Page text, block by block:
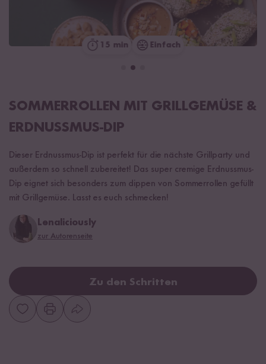
15 min Einfach
SOMMERROLLEN MIT GRILLGEMÜSE &
ERDNUSSMUS-DIP
Dieser Erdnussmus-Dip ist perfekt für die nächste Grillparty und
außerdem so schnell zubereitet! Das super cremige Erdnussmus-
Dip eignet sich besonders zum dippen von Sommerrollen gefüllt
mit Grillgemüse. Lasst es euch schmecken!
Lenaliciously
zur Autorenseite
Zu den Schritten